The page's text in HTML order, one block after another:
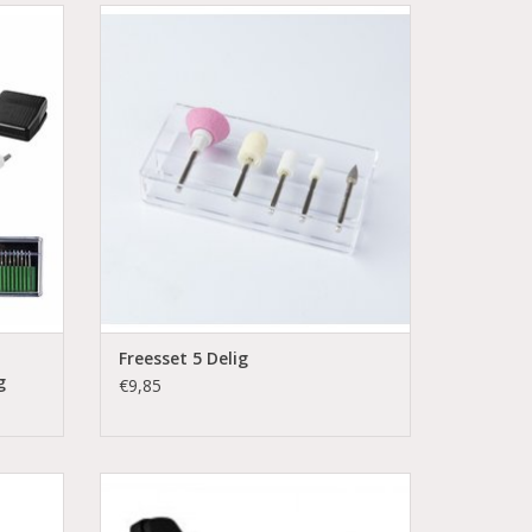
incl. BTW
teennagels goed te kunnen prepareren,
bewerken en af te werken.
Diverse bitjes om te graveren, smile lijn te
maken, en te schuren.
Deze bits passen op al onze na
Freesset 5 Delig
€9,85